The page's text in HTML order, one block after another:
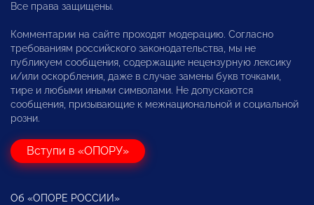
Все права защищены.
Комментарии на сайте проходят модерацию. Согласно
требованиям российского законодательства, мы не
публикуем сообщения, содержащие нецензурную лексику
и/или оскорбления, даже в случае замены букв точками,
тире и любыми иными символами. Не допускаются
сообщения, призывающие к межнациональной и социальной
розни.
Вступи в «ОПОРУ»
Об «ОПОРЕ РОССИИ»